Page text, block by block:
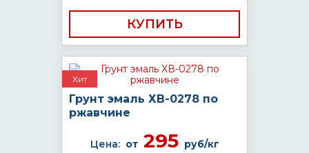
КУПИТЬ
Хит
Грунт эмаль ХВ-0278 по
ржавчине
Цена: от295 руб/кг